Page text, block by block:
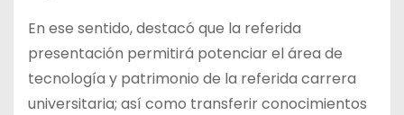
En ese sentido, destacó que la referida
presentación permitirá potenciar el área de
tecnología y patrimonio de la referida carrera
universitaria; así como transferir conocimientos